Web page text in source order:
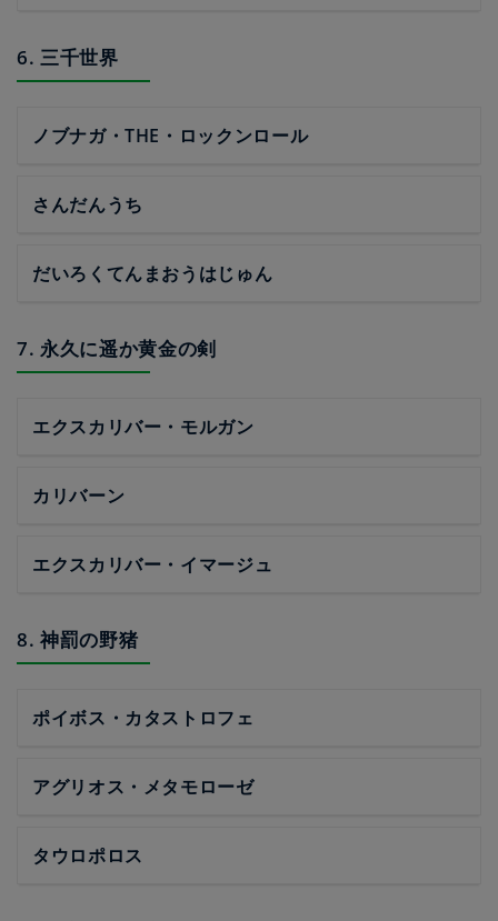
6. 三千世界
ノブナガ・THE・ロックンロール
さんだんうち
だいろくてんまおうはじゅん
7. 永久に遥か黄金の剣
エクスカリバー・モルガン
カリバーン
エクスカリバー・イマージュ
8. 神罰の野猪
ポイボス・カタストロフェ
アグリオス・メタモローゼ
タウロポロス